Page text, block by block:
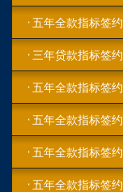
五年全款指标签约
三年贷款指标签约
五年全款指标签约
五年全款指标签约
五年全款指标签约
五年全款指标签约